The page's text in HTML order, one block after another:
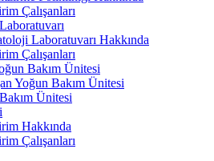
Çalışanları
Laboratuvarı Hakkında
Çalışanları
Bakım Ünitesi
Yoğun Bakım Ünitesi
Ünitesi
Hakkında
Çalışanları